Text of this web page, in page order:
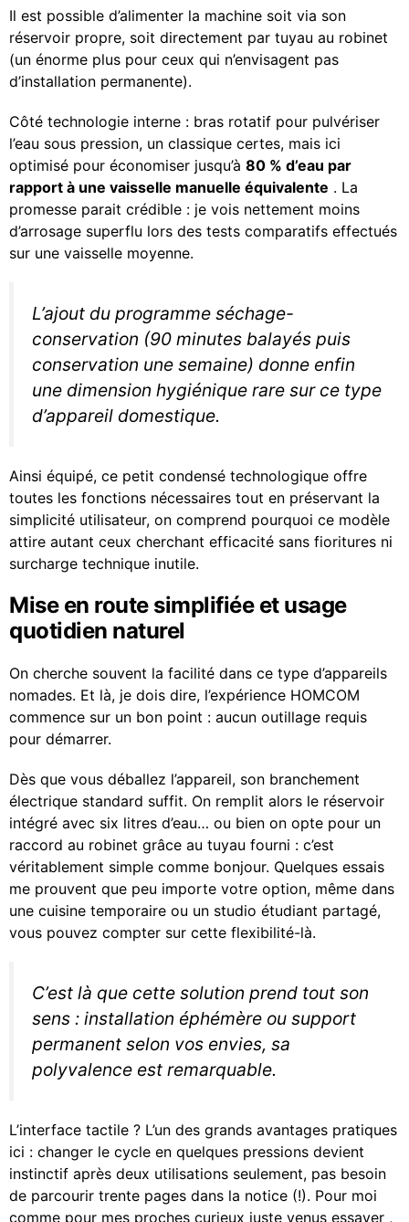
Il est possible d’alimenter la machine soit via son
réservoir propre, soit directement par tuyau au robinet
(un énorme plus pour ceux qui n’envisagent pas
d’installation permanente).
Côté technologie interne : bras rotatif pour pulvériser
l’eau sous pression, un classique certes, mais ici
optimisé pour économiser jusqu’à 80 % d’eau par
rapport à une vaisselle manuelle équivalente . La
promesse parait crédible : je vois nettement moins
d’arrosage superflu lors des tests comparatifs effectués
sur une vaisselle moyenne.
L’ajout du programme séchage-
conservation (90 minutes balayés puis
conservation une semaine) donne enfin
une dimension hygiénique rare sur ce type
d’appareil domestique.
Ainsi équipé, ce petit condensé technologique offre
toutes les fonctions nécessaires tout en préservant la
simplicité utilisateur, on comprend pourquoi ce modèle
attire autant ceux cherchant efficacité sans fioritures ni
surcharge technique inutile.
Mise en route simplifiée et usage
quotidien naturel
On cherche souvent la facilité dans ce type d’appareils
nomades. Et là, je dois dire, l’expérience HOMCOM
commence sur un bon point : aucun outillage requis
pour démarrer.
Dès que vous déballez l’appareil, son branchement
électrique standard suffit. On remplit alors le réservoir
intégré avec six litres d’eau… ou bien on opte pour un
raccord au robinet grâce au tuyau fourni : c’est
véritablement simple comme bonjour. Quelques essais
me prouvent que peu importe votre option, même dans
une cuisine temporaire ou un studio étudiant partagé,
vous pouvez compter sur cette flexibilité-là.
C’est là que cette solution prend tout son
sens : installation éphémère ou support
permanent selon vos envies, sa
polyvalence est remarquable.
L’interface tactile ? L’un des grands avantages pratiques
ici : changer le cycle en quelques pressions devient
instinctif après deux utilisations seulement, pas besoin
de parcourir trente pages dans la notice (!). Pour moi
comme pour mes proches curieux juste venus essayer ,